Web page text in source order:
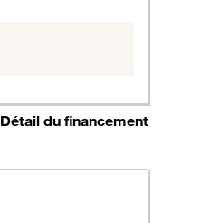
Détail du financement